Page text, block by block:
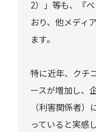
2）」等も、『
おり、他メディ
ます。
特に近年、クチ
ースが増加し、
（利害関係者
っていると実感